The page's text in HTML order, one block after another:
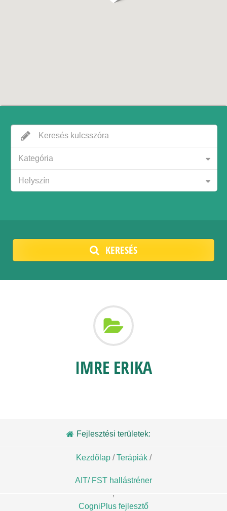
Kategória
Helyszín
KERESÉS
IMRE ERIKA
Fejlesztési területek:
Kezdőlap / Terápiák /
AIT/ FST hallástréner
,
CogniPlus fejlesztő